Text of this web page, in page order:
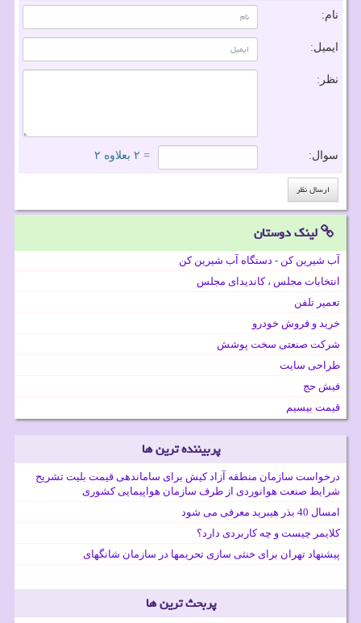
نام:
ایمیل:
نظر:
سوال: = ۲ بعلاوه ۲
لینک دوستان
آب شیرین کن - دستگاه آب شیرین کن
انتخابات مجلس ، کاندیدای مجلس
تعمیر تلفن
خرید و فروش خودرو
شرکت صنعتی سخت پوشش
طراحی سایت
فیش حج
قیمت بیسیم
پربیننده ترین ها
درخواست سازمان منطقه آزاد کیش برای ساماندهی قیمت بلیت تشریح
شرایط صنعت هوانوردی از طرف سازمان هواپیمایی کشوری
امسال 40 بذر هیبرید معرفی می شود
کلایمر چیست و چه کاربردی دارد؟
پیشنهاد تهران برای خنثی سازی تحریمها در سازمان شانگهای
پربحث ترین ها